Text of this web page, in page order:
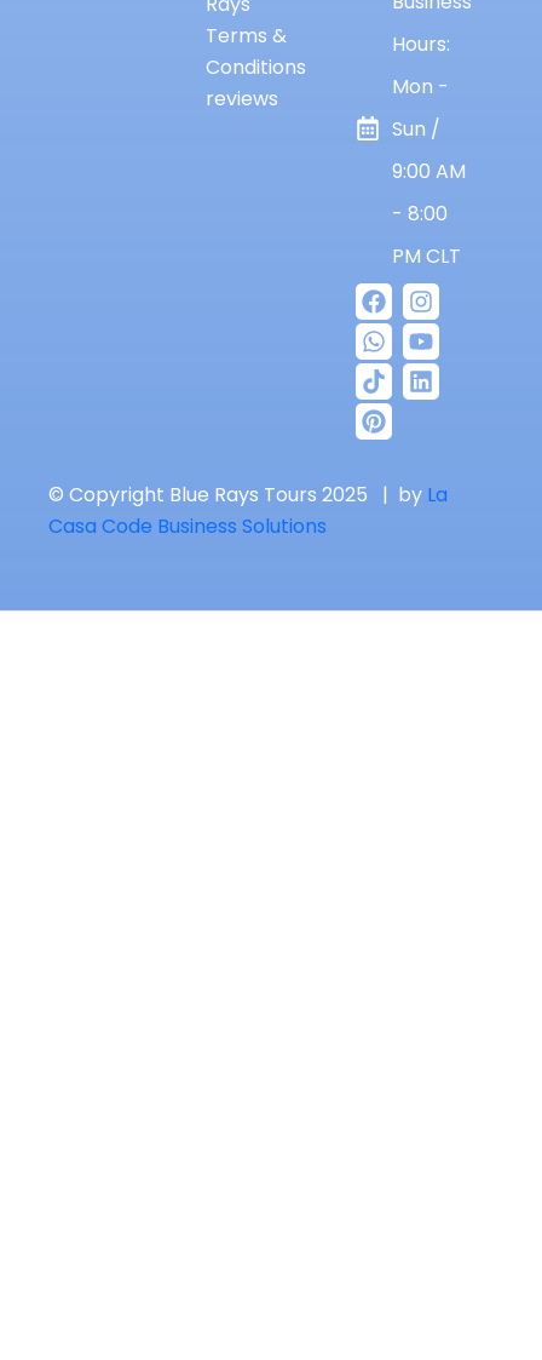
© Copyright Blue Rays Tours 2025 | by La
Casa Code Business Solutions
Terms &
Conditions
reviews
Hours:
Mon -
Sun /
9:00 AM
- 8:00
PM CLT